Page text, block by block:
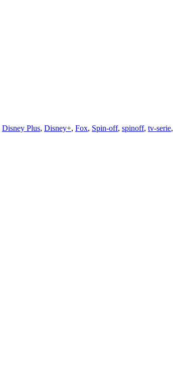
Disney Plus, Disney+, Fox, Spin-off, spinoff, tv-serie,